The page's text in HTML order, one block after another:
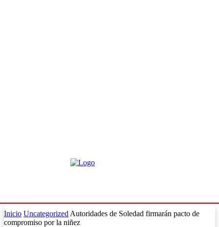
Inicio Uncategorized Autoridades de Soledad firmarán pacto de
compromiso por la niñez